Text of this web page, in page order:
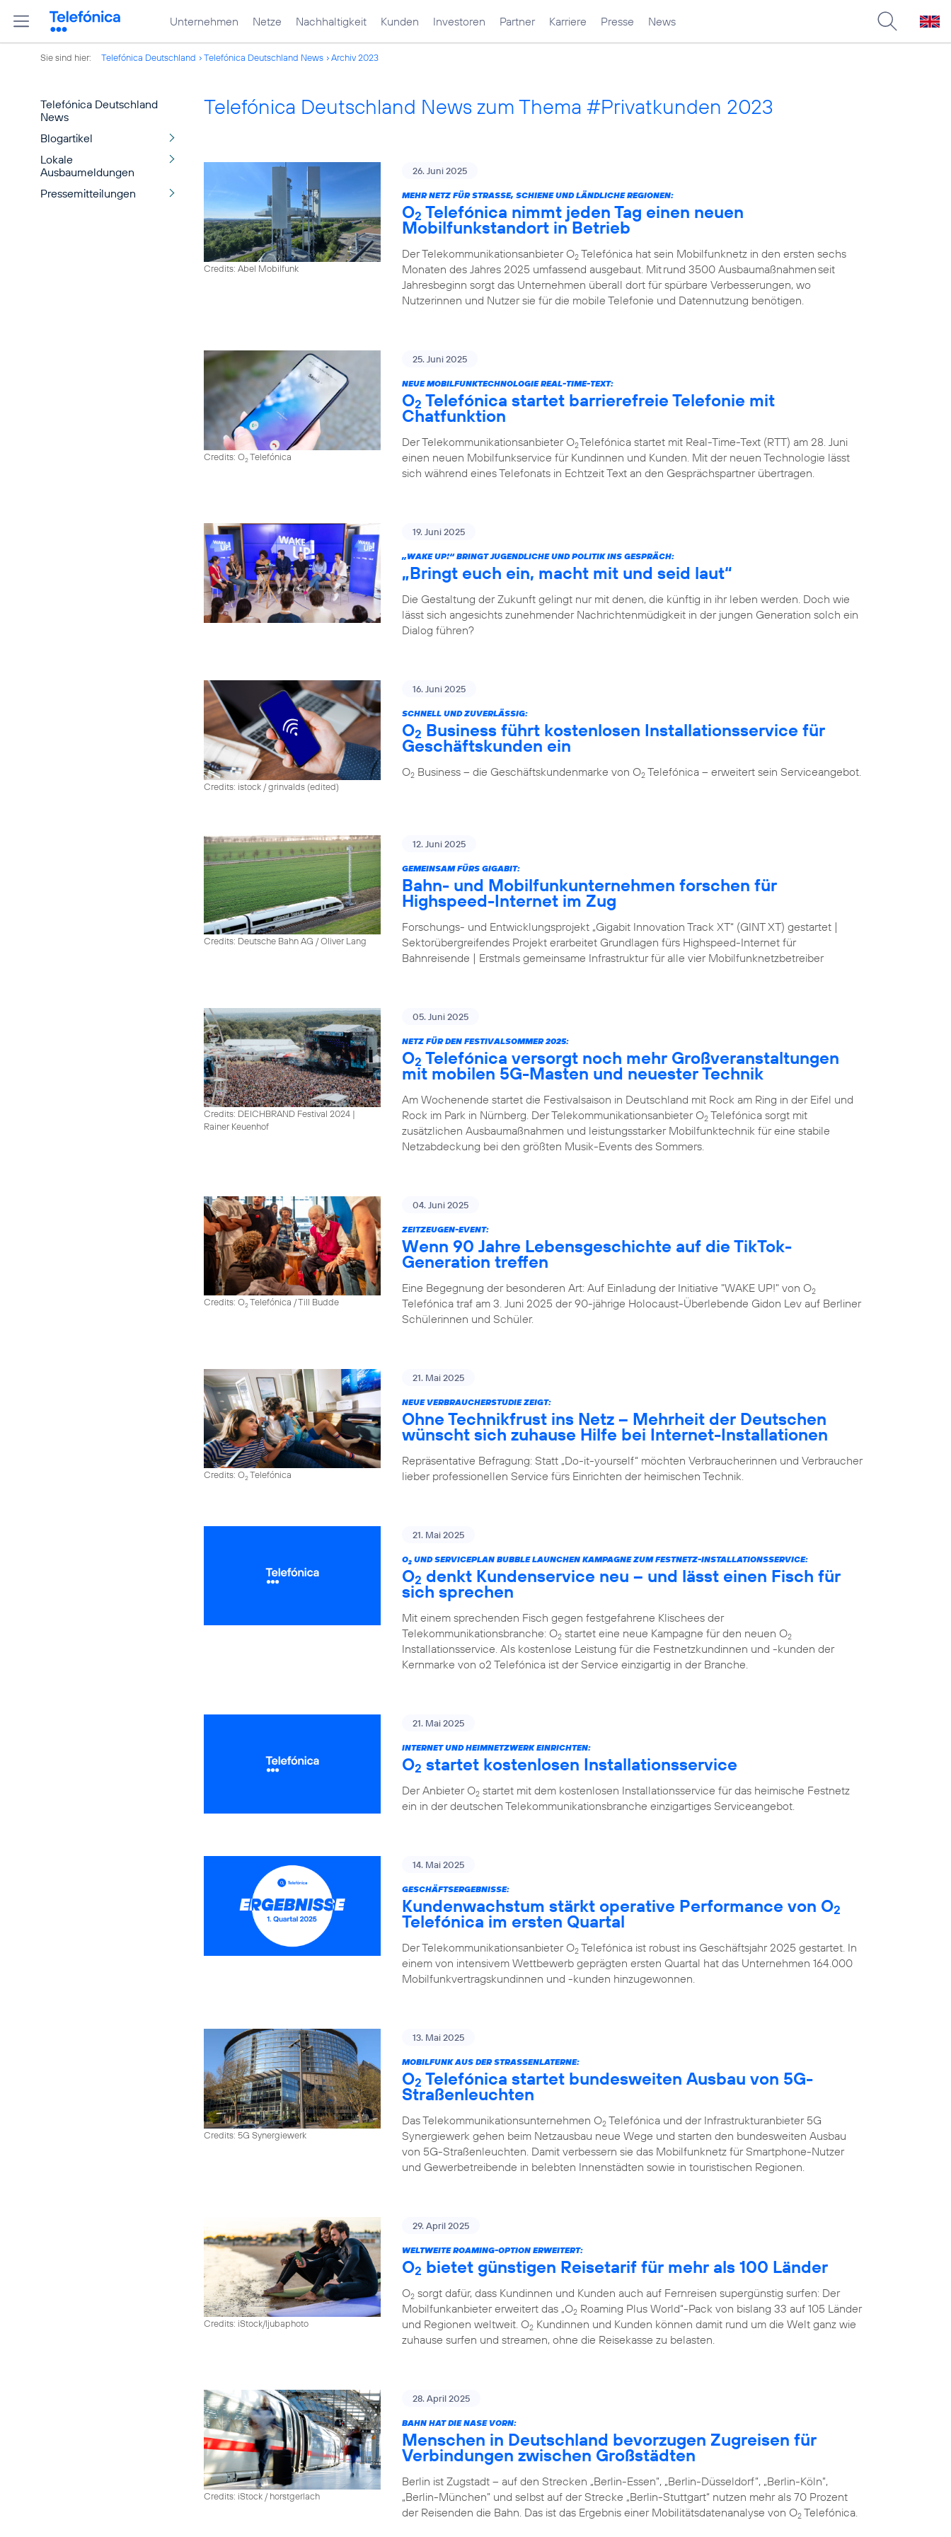
Unternehmen Netze Nachhaltigkeit Kunden Investoren Partner Karriere Presse News
Sie sind hier: Telefónica Deutschland Telefónica Deutschland News Archiv 2023
Telefónica Deutschland
News
Blogartikel
Lokale
Ausbaumeldungen
Pressemitteilungen
Telefónica Deutschland News zum Thema #Privatkunden 2023
Credits: Abel Mobilfunk
26. Juni 2025
MEHR NETZ FÜR STRASSE, SCHIENE UND LÄNDLICHE REGIONEN:
O2 Telefónica nimmt jeden Tag einen neuen
Mobilfunkstandort in Betrieb
Der Telekommunikationsanbieter O2 Telefónica hat sein Mobilfunknetz in den ersten sechs
Monaten des Jahres 2025 umfassend ausgebaut. Mit rund 3500 Ausbaumaßnahmen seit
Jahresbeginn sorgt das Unternehmen überall dort für spürbare Verbesserungen, wo
Nutzerinnen und Nutzer sie für die mobile Telefonie und Datennutzung benötigen.
Credits: O2Telefónica
25. Juni 2025
NEUE MOBILFUNKTECHNOLOGIE REAL-TIME-TEXT:
O2 Telefónica startet barrierefreie Telefonie mit
Chatfunktion
Der Telekommunikationsanbieter O2Telefónica startet mit Real-Time-Text (RTT) am 28. Juni
einen neuen Mobilfunkservice für Kundinnen und Kunden. Mit der neuen Technologie lässt
sich während eines Telefonats in Echtzeit Text an den Gesprächspartner übertragen.
19. Juni 2025
„WAKE UP!“ BRINGT JUGENDLICHE UND POLITIK INS GESPRÄCH:
„Bringt euch ein, macht mit und seid laut“
Die Gestaltung der Zukunft gelingt nur mit denen, die künftig in ihr leben werden. Doch wie
lässt sich angesichts zunehmender Nachrichtenmüdigkeit in der jungen Generation solch ein
Dialog führen?
Credits: istock / grinvalds (edited)
16. Juni 2025
SCHNELL UND ZUVERLÄSSIG:
O2 Business führt kostenlosen Installationsservice für
Geschäftskunden ein
O2 Business – die Geschäftskundenmarke von O2 Telefónica – erweitert sein Serviceangebot.
Credits: Deutsche Bahn AG / Oliver Lang
12. Juni 2025
GEMEINSAM FÜRS GIGABIT:
Bahn- und Mobilfunkunternehmen forschen für
Highspeed-Internet im Zug
Forschungs- und Entwicklungsprojekt „Gigabit Innovation Track XT“ (GINT XT) gestartet |
Sektorübergreifendes Projekt erarbeitet Grundlagen fürs Highspeed-Internet für
Bahnreisende | Erstmals gemeinsame Infrastruktur für alle vier Mobilfunknetzbetreiber
Credits: DEICHBRAND Festival 2024 |
Rainer Keuenhof
05. Juni 2025
NETZ FÜR DEN FESTIVALSOMMER 2025:
O2 Telefónica versorgt noch mehr Großveranstaltungen
mit mobilen 5G-Masten und neuester Technik
Am Wochenende startet die Festivalsaison in Deutschland mit Rock am Ring in der Eifel und
Rock im Park in Nürnberg. Der Telekommunikationsanbieter O2 Telefónica sorgt mit
zusätzlichen Ausbaumaßnahmen und leistungsstarker Mobilfunktechnik für eine stabile
Netzabdeckung bei den größten Musik-Events des Sommers.
Credits: O2Telefónica / Till Budde
04. Juni 2025
ZEITZEUGEN-EVENT:
Wenn 90 Jahre Lebensgeschichte auf die TikTok-
Generation treffen
Eine Begegnung der besonderen Art: Auf Einladung der Initiative "WAKE UP!" von O2
Telefónica traf am 3. Juni 2025 der 90-jährige Holocaust-Überlebende Gidon Lev auf Berliner
Schülerinnen und Schüler.
Credits: O2Telefónica
21. Mai 2025
NEUE VERBRAUCHERSTUDIE ZEIGT:
Ohne Technikfrust ins Netz – Mehrheit der Deutschen
wünscht sich zuhause Hilfe bei Internet-Installationen
Repräsentative Befragung: Statt „Do-it-yourself“ möchten Verbraucherinnen und Verbraucher
lieber professionellen Service fürs Einrichten der heimischen Technik.
21. Mai 2025
O2 UND SERVICEPLAN BUBBLE LAUNCHEN KAMPAGNE ZUM FESTNETZ-INSTALLATIONSSERVICE:
O2 denkt Kundenservice neu – und lässt einen Fisch für
sich sprechen
Mit einem sprechenden Fisch gegen festgefahrene Klischees der
Telekommunikationsbranche: O2 startet eine neue Kampagne für den neuen O2
Installationsservice. Als kostenlose Leistung für die Festnetzkundinnen und -kunden der
Kernmarke von o2 Telefónica ist der Service einzigartig in der Branche.
21. Mai 2025
INTERNET UND HEIMNETZWERK EINRICHTEN:
O2 startet kostenlosen Installationsservice
Der Anbieter O2 startet mit dem kostenlosen Installationsservice für das heimische Festnetz
ein in der deutschen Telekommunikationsbranche einzigartiges Serviceangebot.
14. Mai 2025
GESCHÄFTSERGEBNISSE:
Kundenwachstum stärkt operative Performance von O2
Telefónica im ersten Quartal
Der Telekommunikationsanbieter O2 Telefónica ist robust ins Geschäftsjahr 2025 gestartet. In
einem von intensivem Wettbewerb geprägten ersten Quartal hat das Unternehmen 164.000
Mobilfunkvertragskundinnen und -kunden hinzugewonnen.
Credits: 5G Synergiewerk
13. Mai 2025
MOBILFUNK AUS DER STRASSENLATERNE:
O2 Telefónica startet bundesweiten Ausbau von 5G-
Straßenleuchten
Das Telekommunikationsunternehmen O2 Telefónica und der Infrastrukturanbieter 5G
Synergiewerk gehen beim Netzausbau neue Wege und starten den bundesweiten Ausbau
von 5G-Straßenleuchten. Damit verbessern sie das Mobilfunknetz für Smartphone-Nutzer
und Gewerbetreibende in belebten Innenstädten sowie in touristischen Regionen.
Credits: iStock/ljubaphoto
29. April 2025
WELTWEITE ROAMING-OPTION ERWEITERT:
O2 bietet günstigen Reisetarif für mehr als 100 Länder
O2 sorgt dafür, dass Kundinnen und Kunden auch auf Fernreisen supergünstig surfen: Der
Mobilfunkanbieter erweitert das „O2 Roaming Plus World“-Pack von bislang 33 auf 105 Länder
und Regionen weltweit. O2 Kundinnen und Kunden können damit rund um die Welt ganz wie
zuhause surfen und streamen, ohne die Reisekasse zu belasten.
Credits: iStock / horstgerlach
28. April 2025
BAHN HAT DIE NASE VORN:
Menschen in Deutschland bevorzugen Zugreisen für
Verbindungen zwischen Großstädten
Berlin ist Zugstadt – auf den Strecken „Berlin-Essen”, „Berlin-Düsseldorf”, „Berlin-Köln”,
„Berlin-München” und selbst auf der Strecke „Berlin-Stuttgart“ nutzen mehr als 70 Prozent
der Reisenden die Bahn. Das ist das Ergebnis einer Mobilitätsdatenanalyse von O2 Telefónica.